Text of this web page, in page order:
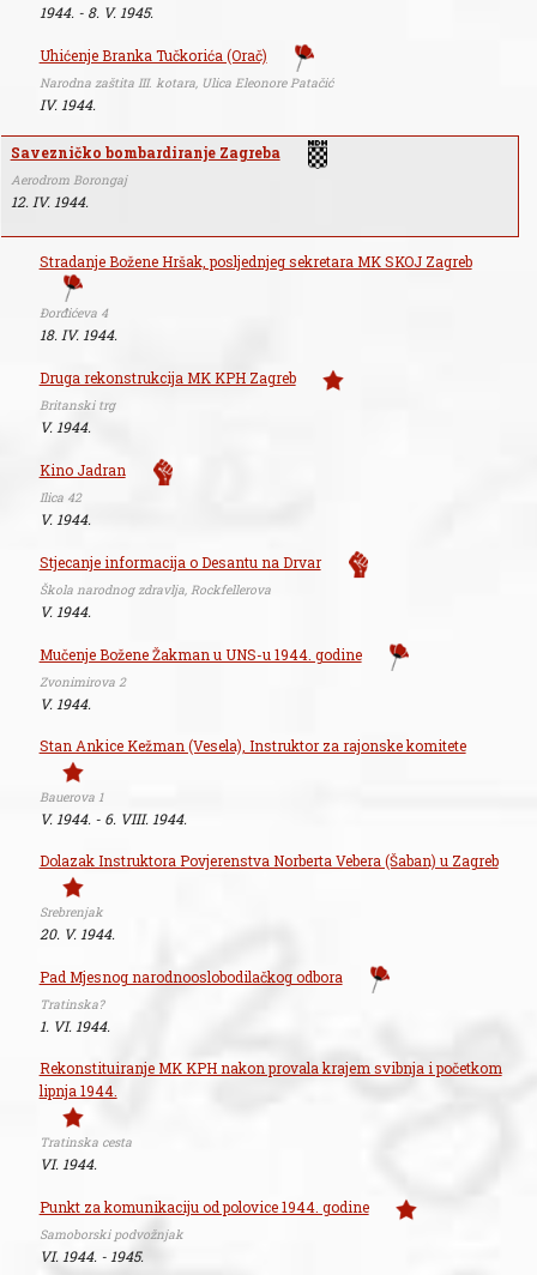
1944. - 8. V. 1945.
Uhićenje Branka Tučkorića (Orač)
Narodna zaštita III. kotara, Ulica Eleonore Patačić
IV. 1944.
Savezničko bombardiranje Zagreba
Aerodrom Borongaj
12. IV. 1944.
Stradanje Božene Hršak, posljednjeg sekretara MK SKOJ Zagreb
Đorđićeva 4
18. IV. 1944.
Druga rekonstrukcija MK KPH Zagreb
Britanski trg
V. 1944.
Kino Jadran
Ilica 42
V. 1944.
Stjecanje informacija o Desantu na Drvar
Škola narodnog zdravlja, Rockfellerova
V. 1944.
Mučenje Božene Žakman u UNS-u 1944. godine
Zvonimirova 2
V. 1944.
Stan Ankice Kežman (Vesela), Instruktor za rajonske komitete
Bauerova 1
V. 1944. - 6. VIII. 1944.
Dolazak Instruktora Povjerenstva Norberta Vebera (Šaban) u Zagreb
Srebrenjak
20. V. 1944.
Pad Mjesnog narodnooslobodilačkog odbora
Tratinska?
1. VI. 1944.
Rekonstituiranje MK KPH nakon provala krajem svibnja i početkom
lipnja 1944.
Tratinska cesta
VI. 1944.
Punkt za komunikaciju od polovice 1944. godine
Samoborski podvožnjak
VI. 1944. - 1945.